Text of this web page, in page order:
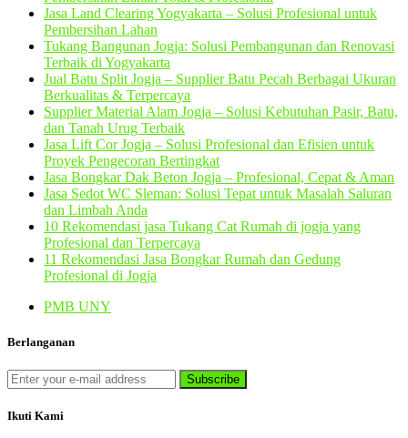
Jasa Land Clearing Yogyakarta – Solusi Profesional untuk
Pembersihan Lahan
Tukang Bangunan Jogja: Solusi Pembangunan dan Renovasi
Terbaik di Yogyakarta
Jual Batu Split Jogja – Supplier Batu Pecah Berbagai Ukuran
Berkualitas & Terpercaya
Supplier Material Alam Jogja – Solusi Kebutuhan Pasir, Batu,
dan Tanah Urug Terbaik
Jasa Lift Cor Jogja – Solusi Profesional dan Efisien untuk
Proyek Pengecoran Bertingkat
Jasa Bongkar Dak Beton Jogja – Profesional, Cepat & Aman
Jasa Sedot WC Sleman: Solusi Tepat untuk Masalah Saluran
dan Limbah Anda
10 Rekomendasi jasa Tukang Cat Rumah di jogja yang
Profesional dan Terpercaya
11 Rekomendasi Jasa Bongkar Rumah dan Gedung
Profesional di Jogja
PMB UNY
Berlanganan
Ikuti Kami